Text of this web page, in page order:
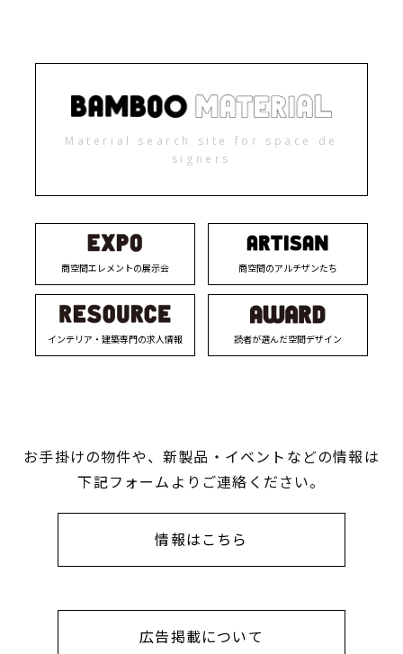
Material search site for space de
signers
商空間エレメントの展示会 商空間のアルチザンたち
インテリア・建築専門の求人情報 読者が選んだ空間デザイン
お手掛けの物件や、新製品・イベントなどの情報は
下記フォームよりご連絡ください。
情報はこちら
広告掲載について